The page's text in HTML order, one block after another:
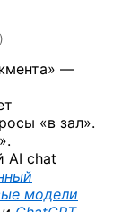
—
«в зал».
AI chat
модели